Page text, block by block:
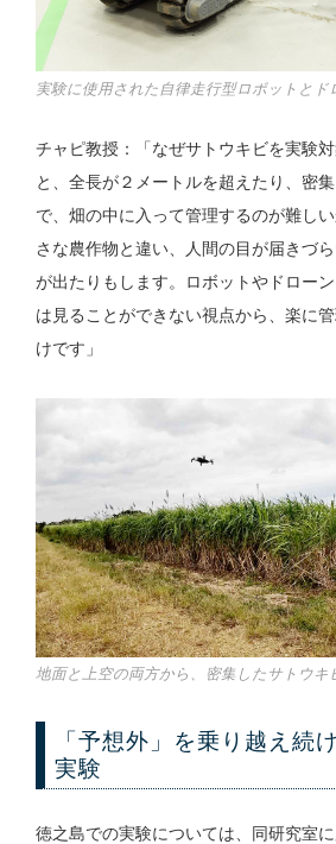
実験に使用された自律走行型ロボットとド
チャピ教授：「なぜサトウキビを実験
と、全長が２メートルを超えたり、密
で、畑の中に入って管理するのが難し
さな農作物と違い、人間の目が届きづ
が出たりもします。ロボットやドロー
は見ることができない視点から、楽に
けです」
地面と上空の両方から、密集したサトウキ
「予想外」を乗り越え続
実験
徳之島での実験については、同研究室